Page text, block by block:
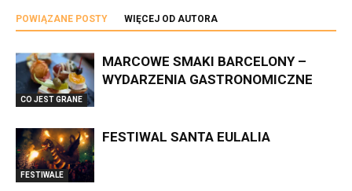
POWIĄZANE POSTY WIĘCEJ OD AUTORA
CO JEST GRANE
MARCOWE SMAKI BARCELONY –
WYDARZENIA GASTRONOMICZNE
FESTIWALE
FESTIWAL SANTA EULALIA